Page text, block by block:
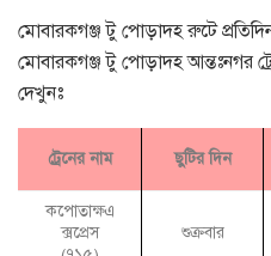
মোবারকগঞ্জ টু পোড়াদহ রুটে
মোবারকগঞ্জ টু পোড়াদহ আন্তঃনগর
দেখুনঃ
ট্রেনের নাম ছুটির দিন
কপোতাক্ষএ
ক্সপ্রেস
শুক্রবার